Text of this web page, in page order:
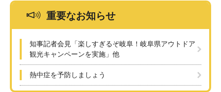
重要なお知らせ
知事記者会見「楽しすぎるぞ岐阜！岐阜県アウトドア
観光キャンペーンを実施」他
熱中症を予防しましょう